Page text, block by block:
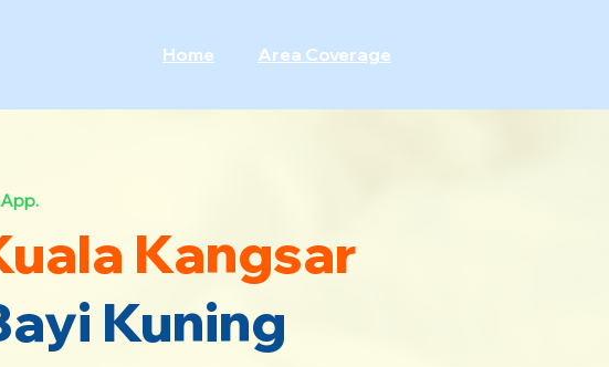
Home Area Coverage
Kangsar
Kuning